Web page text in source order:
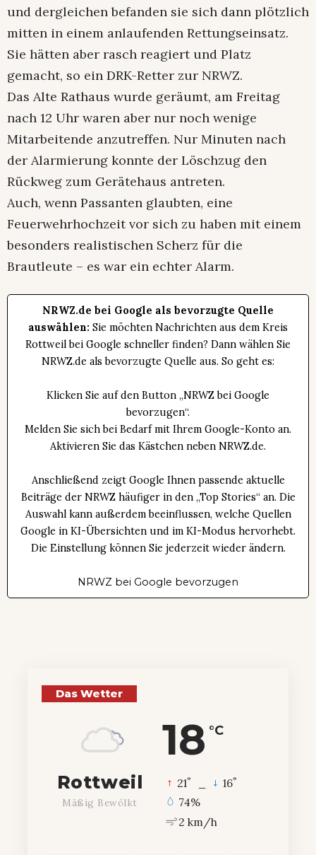
und dergleichen befanden sie sich dann plötzlich
mitten in einem anlaufenden Rettungseinsatz.
Sie hätten aber rasch reagiert und Platz
gemacht, so ein DRK-Retter zur NRWZ.
Das Alte Rathaus wurde geräumt, am Freitag
nach 12 Uhr waren aber nur noch wenige
Mitarbeitende anzutreffen. Nur Minuten nach
der Alarmierung konnte der Löschzug den
Rückweg zum Gerätehaus antreten.
Auch, wenn Passanten glaubten, eine
Feuerwehrhochzeit vor sich zu haben mit einem
besonders realistischen Scherz für die
Brautleute – es war ein echter Alarm.
NRWZ.de bei Google als bevorzugte Quelle
auswählen: Sie möchten Nachrichten aus dem Kreis
Rottweil bei Google schneller finden? Dann wählen Sie
NRWZ.de als bevorzugte Quelle aus. So geht es:
Klicken Sie auf den Button „NRWZ bei Google
bevorzugen“.
Melden Sie sich bei Bedarf mit Ihrem Google-Konto an.
Aktivieren Sie das Kästchen neben NRWZ.de.
Anschließend zeigt Google Ihnen passende aktuelle
Beiträge der NRWZ häufiger in den „Top Stories“ an. Die
Auswahl kann außerdem beeinflussen, welche Quellen
Google in KI-Übersichten und im KI-Modus hervorhebt.
Die Einstellung können Sie jederzeit wieder ändern.
NRWZ bei Google bevorzugen
Das Wetter
18 °C
Rottweil
Mäßig Bewölkt
21° 16°
74%
2 km/h